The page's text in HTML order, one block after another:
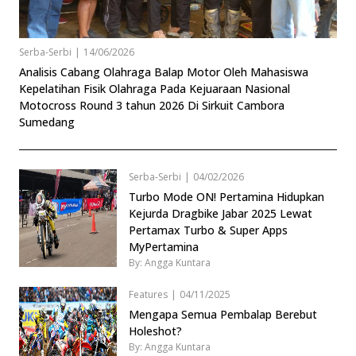
Serba-Serbi | 14/06/2026
Analisis Cabang Olahraga Balap Motor Oleh Mahasiswa
Kepelatihan Fisik Olahraga Pada Kejuaraan Nasional
Motocross Round 3 tahun 2026 Di Sirkuit Cambora
Sumedang
Serba-Serbi | 04/02/2026
Turbo Mode ON! Pertamina Hidupkan
Kejurda Dragbike Jabar 2025 Lewat
Pertamax Turbo & Super Apps
MyPertamina
By: Angga Kuntara
Features | 04/11/2025
Mengapa Semua Pembalap Berebut
Holeshot?
By: Angga Kuntara